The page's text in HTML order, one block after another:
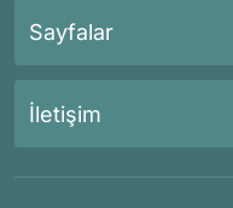
Sayfalar
İletişim